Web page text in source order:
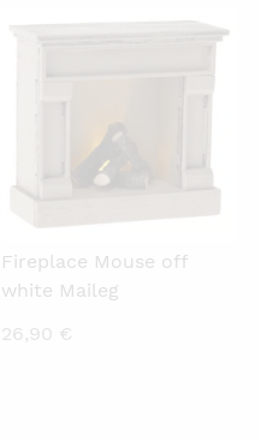
Fireplace Mouse off
white Maileg
26,90 €